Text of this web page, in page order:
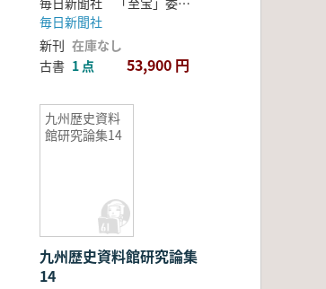
毎日新聞社
新刊 在庫なし
古書 1 点 53,900 円
九州歴史資料
館研究論集14
九州歴史資料館研究論集
14